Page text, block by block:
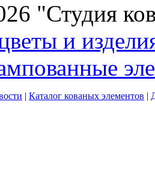
"Студия
и
| Каталог кованых элементов |